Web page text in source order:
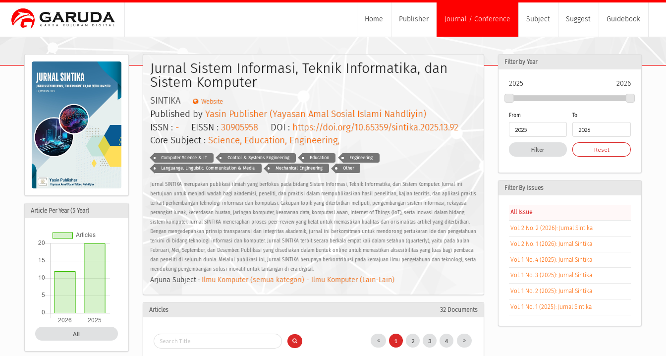
Home Publisher Journal / Conference Subject Suggest Guidebook
Article Per Year (5 Year)
All
Jurnal Sistem Informasi, Teknik Informatika, dan
Sistem Komputer
SINTIKA Website
Published by Yasin Publisher (Yayasan Amal Sosial Islami Nahdliyin)
ISSN : -EISSN : 30905958DOI : https://doi.org/10.65359/sintika.2025.13.92
Core Subject : Science, Education, Engineering,
Computer Science & IT Control & Systems Engineering Education Engineering
Languange, Linguistic, Communication & Media Mechanical Engineering Other
Jurnal SINTIKA merupakan publikasi ilmiah yang berfokus pada bidang Sistem Informasi, Teknik Informatika, dan Sistem Komputer. Jurnal ini
bertujuan untuk menjadi wadah bagi akademisi, peneliti, dan praktisi dalam mempublikasikan hasil penelitian, kajian teoritis, dan aplikasi praktis
terkait perkembangan teknologi informasi dan komputasi. Cakupan topik yang diterbitkan meliputi, pengembangan sistem informasi, rekayasa
perangkat lunak, kecerdasan buatan, jaringan komputer, keamanan data, komputasi awan, Internet of Things (IoT), serta inovasi dalam bidang
sistem komputer. Jurnal SINTIKA menerapkan proses peer-review yang ketat untuk memastikan kualitas dan orisinalitas artikel yang diterbitkan.
Dengan mengedepankan prinsip transparansi dan integritas akademik, jurnal ini berkomitmen untuk mendorong pertukaran ide dan pengetahuan
terkini di bidang teknologi informasi dan komputer. Jurnal SINTIKA terbit secara berkala empat kali dalam setahun (quarterly), yaitu pada bulan
Februari, Mei, September, dan Desember. Publikasi yang disediakan dalam bentuk online untuk memastikan aksesibilitas yang luas bagi pembaca
dan peneliti di seluruh dunia. Melalui publikasi ini, Jurnal SINTIKA berupaya berkontribusi pada kemajuan ilmu pengetahuan dan teknologi, serta
mendukung pengembangan solusi inovatif untuk tantangan di era digital.
Arjuna Subject : Ilmu Komputer (semua kategori) - Ilmu Komputer (Lain-Lain)
Articles 32 Documents
1 2 3 4
Filter by Year
2025 2026
From To
Filter Reset
Filter By Issues
All Issue
Vol. 2 No. 2 (2026): Jurnal Sintika
Vol. 2 No. 1 (2026): Jurnal Sintika
Vol. 1 No. 4 (2025): Jurnal Sintika
Vol. 1 No. 3 (2025): Jurnal Sintika
Vol. 1 No. 2 (2025): Jurnal Sintika
Vol. 1 No. 1 (2025): Jurnal Sintika